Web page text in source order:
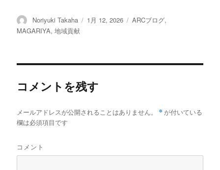
投
稿
Noriyuki Takaha
投
1月 12, 2026
カ
ー
ARCブログ,
MAGARIYA,地域貢献
コメントを残す
メールアドレスが公開されることはありません。 *が付いている
欄は必須項目です
コメント